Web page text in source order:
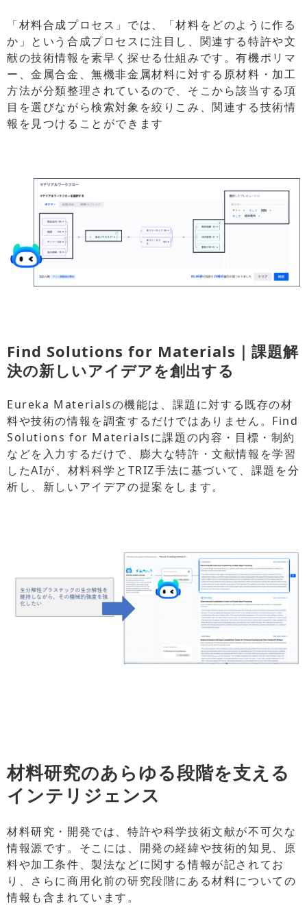
「材料合成プロセス」では、「材料をどのように作る
か」という合成プロセスに注目し、関連する特許や文
献の技術情報を素早く探せる仕組みです。有機ポリマ
ー、金属合金、無機非金属材料に対する原材料・加工
方法が分類整理されているので、そこから該当する項
目を選びながら検索対象を絞りこみ、関連する技術情
報を見つけることができます
Find Solutions for Materials｜課題解
決の新しいアイデアを創出する
Eureka Materialsの機能は、課題に対する既存の材
料や技術の情報を調査するだけではありません。Find
Solutions for Materialsに課題の内容・目標・制約
などを入力するだけで、膨大な特許・文献情報を学習
したAIが、材料科学とTRIZ手法に基づいて、課題を分
析し、新しいアイデアの提案をします。
材料研究のあらゆる段階を支える
インテリジェンス
材料研究・開発では、特許や科学技術文献が不可欠な
情報源です。そこには、開発の経緯や技術的知見、原
料や加工条件、製法などに関する情報が記されてお
り、さらに商用化前の研究段階にある材料についての
情報も含まれています。